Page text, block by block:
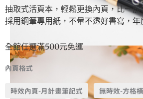
抽取式活頁本，輕鬆更換內頁，比一般
採用鋼筆專用紙，不暈不透好書寫，年
全館任選滿500元免運
內頁格式
時效內頁-月計畫筆記式 無時效-方格